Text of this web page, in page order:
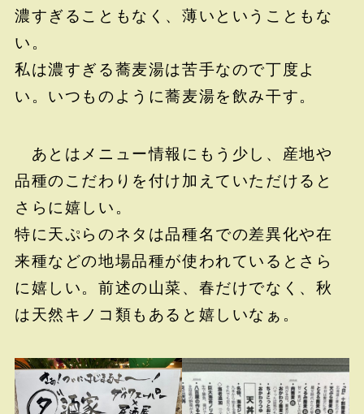
濃すぎることもなく、薄いということもな
い。
私は濃すぎる蕎麦湯は苦手なので丁度よ
い。いつものように蕎麦湯を飲み干す。
あとはメニュー情報にもう少し、産地や
品種のこだわりを付け加えていただけると
さらに嬉しい。
特に天ぷらのネタは品種名での差異化や在
来種などの地場品種が使われているとさら
に嬉しい。前述の山菜、春だけでなく、秋
は天然キノコ類もあると嬉しいなぁ。